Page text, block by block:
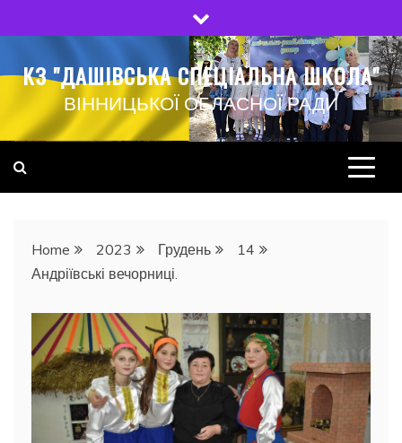
to
КЗ "ДАШІВСЬКА СПЕЦІАЛЬНА ШКОЛА"
ВІННИЦЬКОЇ ОБЛАСНОЇ РАДИ
Home 2023 Грудень
14
Андріївські вечорниці.